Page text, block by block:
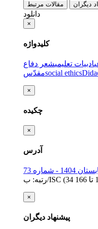
مقالات مرتبط
دیگران
دانلود
×
کلیدواژه
ادبیات تعلیمیشعر دفاع
مقدّسsocial ethics
×
چکیده
×
آدرس
1404 - شماره 73
رتبه: ب/ISC
×
پیشنهاد دیگران